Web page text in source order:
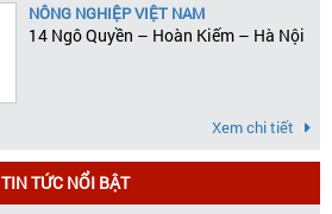
NÔNG NGHIỆP VIỆT NAM
14 Ngô Quyền – Hoàn Kiếm – Hà Nội
Xem chi tiết
TIN TỨC NỔI BẬT